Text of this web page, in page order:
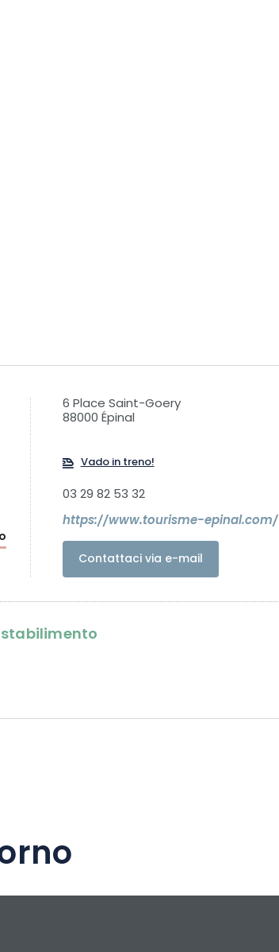
6 Place Saint-Goery
88000 Épinal
Vado in treno!
03 29 82 53 32
https://www.tourisme-epinal.com/
Contattaci via e-mail